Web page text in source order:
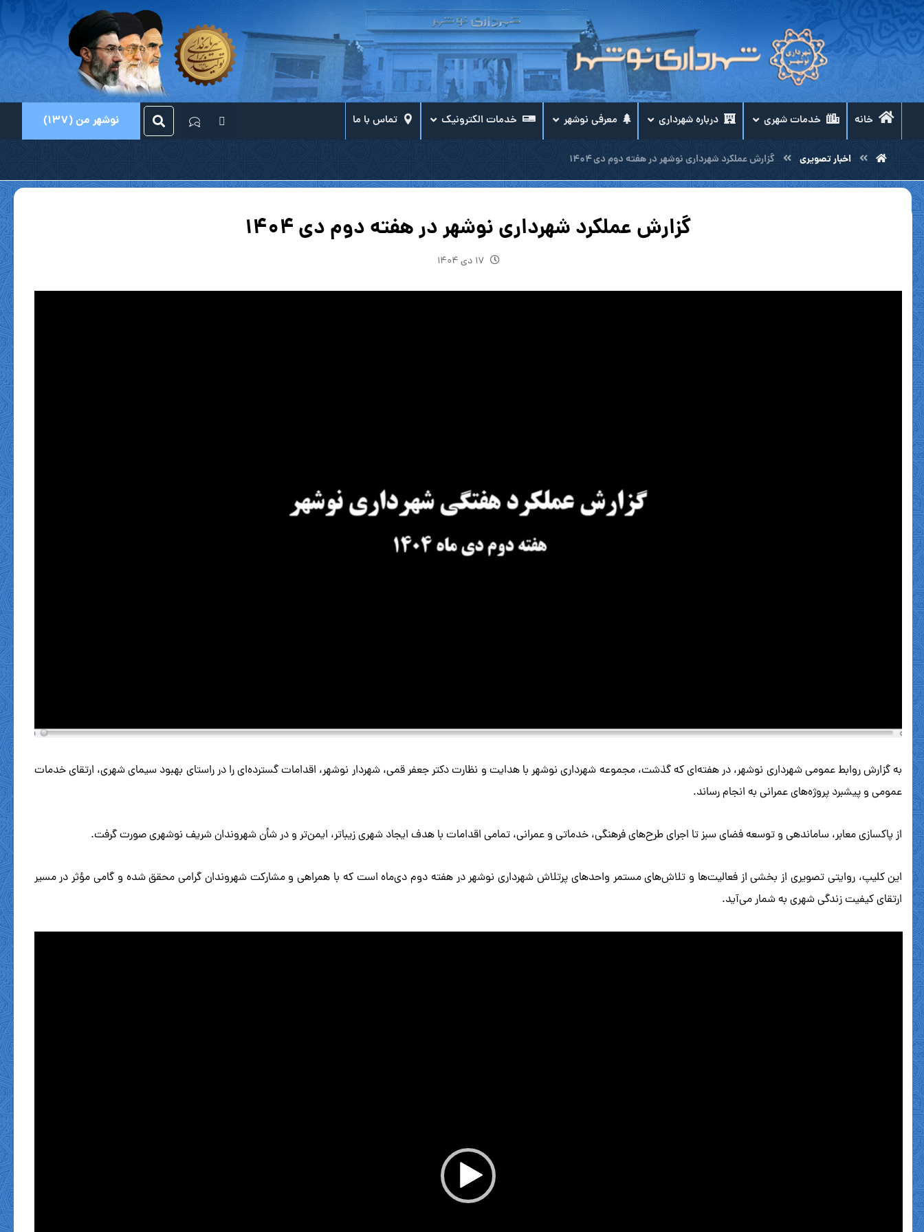
خانه خدمات شهری درباره شهرداری معرفی نوشهر خدمات الکترونیک تماس با ما نوشهر من (137)
اخبار تصویری گزارش عملکرد شهرداری نوشهر در هفته دوم دی ۱۴۰۴
گزارش عملکرد شهرداری نوشهر در هفته دوم دی ۱۴۰۴
۱۷ دی ۱۴۰۴
به گزارش روابط عمومی شهرداری نوشهر، در هفته‌ای که گذشت، مجموعه شهرداری نوشهر با هدایت و نظارت دکتر جعفر قمی، شهردار نوشهر، اقدامات گسترده‌ای را در راستای بهبود سیمای شهری، ارتقای خدمات
عمومی و پیشبرد پروژه‌های عمرانی به انجام رساند.
از پاکسازی معابر، ساماندهی و توسعه فضای سبز تا اجرای طرح‌های فرهنگی، خدماتی و عمرانی، تمامی اقدامات با هدف ایجاد شهری زیباتر، ایمن‌تر و در شأن شهروندان شریف نوشهری صورت گرفت.
این کلیپ، روایتی تصویری از بخشی از فعالیت‌ها و تلاش‌های مستمر واحدهای پرتلاش شهرداری نوشهر در هفته دوم دی‌ماه است که با همراهی و مشارکت شهروندان گرامی محقق شده و گامی مؤثر در مسیر
ارتقای کیفیت زندگی شهری به شمار می‌آید.